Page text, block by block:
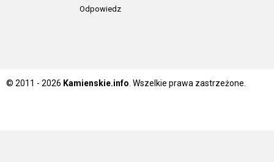
Odpowiedz
© 2011 - 2026 Kamienskie.info. Wszelkie prawa zastrzeżone.